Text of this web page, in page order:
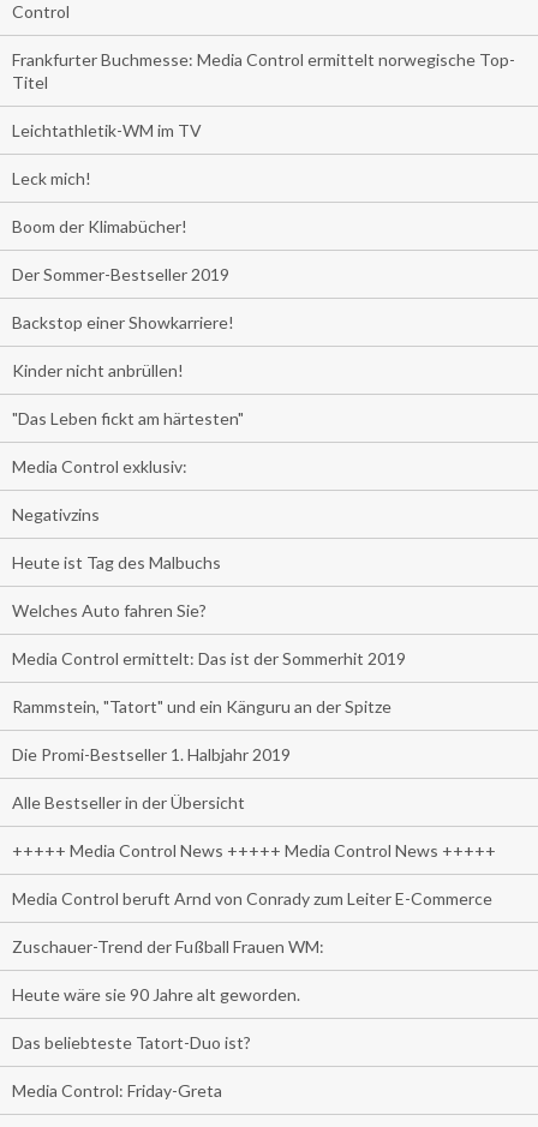
Control
Frankfurter Buchmesse: Media Control ermittelt norwegische Top-
Titel
Leichtathletik-WM im TV
Leck mich!
Boom der Klimabücher!
Der Sommer-Bestseller 2019
Backstop einer Showkarriere!
Kinder nicht anbrüllen!
"Das Leben fickt am härtesten"
Media Control exklusiv:
Negativzins
Heute ist Tag des Malbuchs
Welches Auto fahren Sie?
Media Control ermittelt: Das ist der Sommerhit 2019
Rammstein, "Tatort" und ein Känguru an der Spitze
Die Promi-Bestseller 1. Halbjahr 2019
Alle Bestseller in der Übersicht
+++++ Media Control News +++++ Media Control News +++++
Media Control beruft Arnd von Conrady zum Leiter E-Commerce
Zuschauer-Trend der Fußball Frauen WM:
Heute wäre sie 90 Jahre alt geworden.
Das beliebteste Tatort-Duo ist?
Media Control: Friday-Greta